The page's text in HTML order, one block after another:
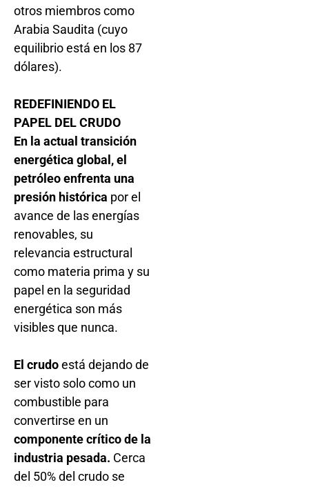
otros miembros como
Arabia Saudita (cuyo
equilibrio está en los 87
dólares).
REDEFINIENDO EL
PAPEL DEL CRUDO
En la actual transición
energética global, el
petróleo enfrenta una
presión histórica por el
avance de las energías
renovables, su
relevancia estructural
como materia prima y su
papel en la seguridad
energética son más
visibles que nunca.
El crudoestá dejando de
ser visto solo como un
combustible para
convertirse en un
componente crítico de la
industria pesada. Cerca
del 50% del crudo se